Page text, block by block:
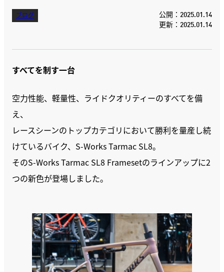
ブログ
公開：2025.01.14
更新：2025.01.14
すべてを制す一台
空力性能、軽量性、ライドクオリティーのすべてを備
え、
レースシーンのトップカテゴリにおいて勝利を量産し続
けているバイク、S-Works Tarmac SL8。
そのS-Works Tarmac SL8 Framesetのラインアップに2
つの新色が登場しました。